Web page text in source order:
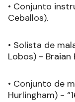
• Conjunto
Ceballos).
• Solista de
Lobos) - Braian
• Conjunto de
Hurlingham) -